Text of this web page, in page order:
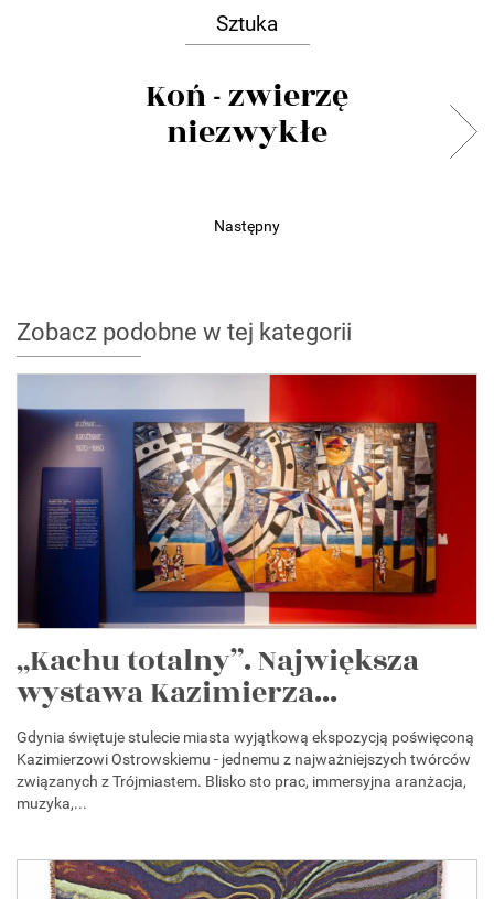
Sztuka
Koń - zwierzę
niezwykłe
Następny
Zobacz podobne w tej kategorii
„Kachu totalny”. Największa
wystawa Kazimierza...
Gdynia świętuje stulecie miasta wyjątkową ekspozycją poświęconą
Kazimierzowi Ostrowskiemu - jednemu z najważniejszych twórców
związanych z Trójmiastem. Blisko sto prac, immersyjna aranżacja,
muzyka,...